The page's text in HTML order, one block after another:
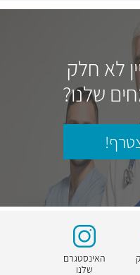
לא חלק
שלנו?
האינסטגרם
שלנו